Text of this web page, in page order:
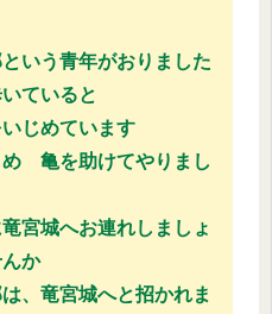
いう青年がおりました
ていると
じめています
め 亀を助けてやりまし
宮城へお連れしましょ
か
、竜宮城へと招かれま